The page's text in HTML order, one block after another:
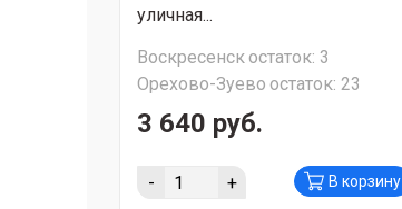
уличная...
Воскресенскостаток: 3
Орехово-Зуево остаток: 23
3 640 руб.
- + В корзину